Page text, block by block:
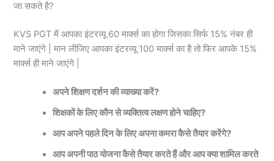
जा सकते है?
KVS PGT में आपका इंटरव्यू 60 मार्क्स का होगा जिसका सिर्फ 15% नंबर ही
माने जाएंगे | मान लीजिए आपका इंटरव्यू 100 मार्क्स का है तो फिर आपके 15%
मार्क्स ही माने जाएंगे |
अपने शिक्षण दर्शन की व्याख्या करें?
शिक्षकों के लिए कौन से व्यक्तित्व लक्षण होने चाहिए?
आप अपने पहले दिन के लिए अपना कमरा कैसे तैयार करेंगे?
आप अपनी पाठ योजना कैसे तैयार करते हैं और आप क्या शामिल करते